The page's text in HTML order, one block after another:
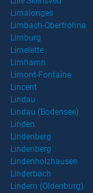
Limalonges
Limbach-Oberfrohna
Limburg
Limelette
Limhamn
Limont-Fontaine
Lincent
Lindau
Lindau (Bodensee)
Linden
Lindenberg
Lindenberg
Lindenholzhausen
Linderbach
Lindern (Oldenburg)